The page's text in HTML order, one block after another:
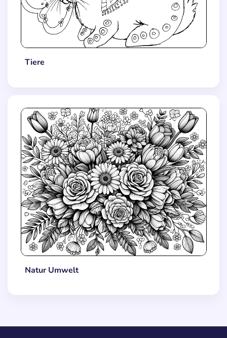
Tiere
Natur Umwelt